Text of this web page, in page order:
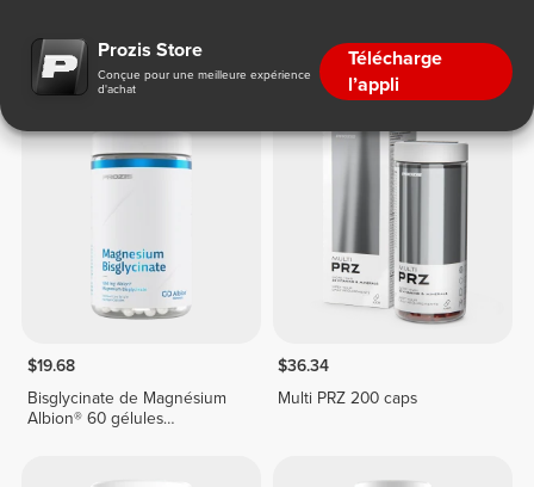
Prozis Store
Conçue pour une meilleure expérience
d'achat
Télécharge
l’appli
Fatigue et Nausées
$19.68
Bisglycinate de Magnésium
Albion® 60 gélules
$36.34
Multi PRZ 200 caps